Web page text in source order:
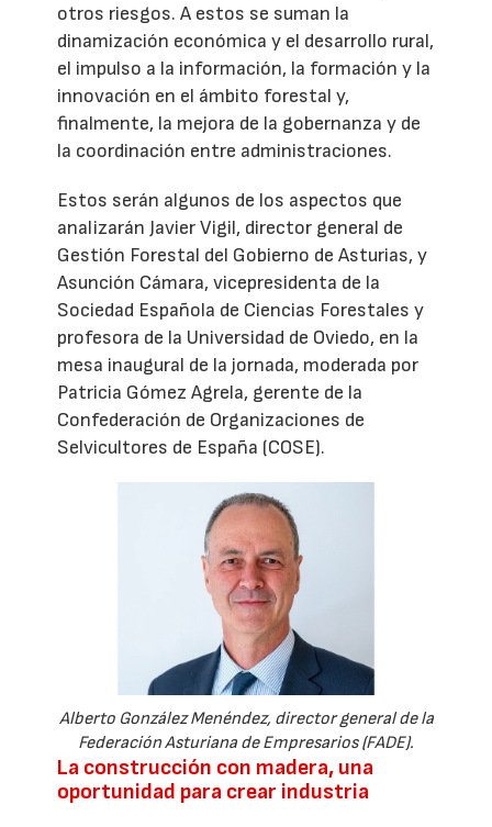
otros riesgos. A estos se suman la
dinamización económica y el desarrollo rural,
el impulso a la información, la formación y la
innovación en el ámbito forestal y,
finalmente, la mejora de la gobernanza y de
la coordinación entre administraciones.
Estos serán algunos de los aspectos que
analizarán Javier Vigil, director general de
Gestión Forestal del Gobierno de Asturias, y
Asunción Cámara, vicepresidenta de la
Sociedad Española de Ciencias Forestales y
profesora de la Universidad de Oviedo, en la
mesa inaugural de la jornada, moderada por
Patricia Gómez Agrela, gerente de la
Confederación de Organizaciones de
Selvicultores de España (COSE).
Alberto González Menéndez, director general de la
Federación Asturiana de Empresarios (FADE).
La construcción con madera, una
oportunidad para crear industria